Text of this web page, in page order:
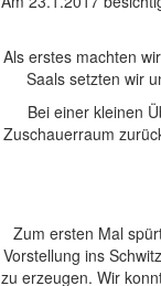
Als erstes machten
Saals setzten wir
Bei einer kleinen
Zuschauerraum
Zum ersten Mal
Vorstellung ins
zu erzeugen. Wir